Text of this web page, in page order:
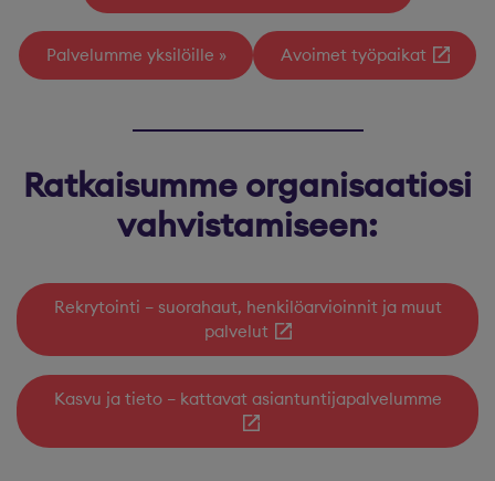
Palvelumme yksilöille Avoimet työpaikat
Ratkaisumme organisaatiosi
vahvistamiseen:
Rekrytointi – suorahaut, henkilöarvioinnit ja muut
palvelut
Kasvu ja tieto – kattavat asiantuntijapalvelumme